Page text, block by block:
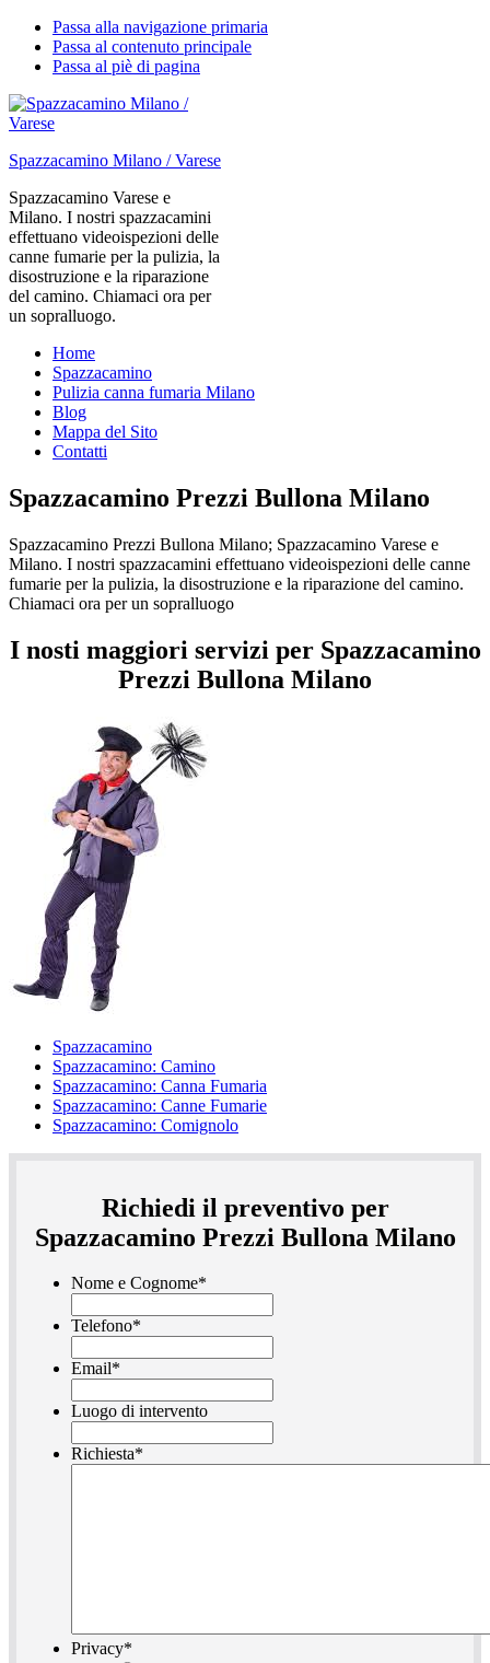
Passa alla navigazione primaria
Passa al contenuto principale
Passa al piè di pagina
Spazzacamino Milano / Varese
Spazzacamino Varese e
Milano. I nostri spazzacamini
effettuano videoispezioni delle
canne fumarie per la pulizia, la
disostruzione e la riparazione
del camino. Chiamaci ora per
un sopralluogo.
Home
Spazzacamino
Pulizia canna fumaria Milano
Blog
Mappa del Sito
Contatti
Spazzacamino Prezzi Bullona Milano
Spazzacamino Prezzi Bullona Milano; Spazzacamino Varese e
Milano. I nostri spazzacamini effettuano videoispezioni delle canne
fumarie per la pulizia, la disostruzione e la riparazione del camino.
Chiamaci ora per un sopralluogo
I nosti maggiori servizi per Spazzacamino
Prezzi Bullona Milano
Spazzacamino
Spazzacamino: Camino
Spazzacamino: Canna Fumaria
Spazzacamino: Canne Fumarie
Spazzacamino: Comignolo
Richiedi il preventivo per
Spazzacamino Prezzi Bullona Milano
Nome e Cognome*
Telefono*
Email*
Luogo di intervento
Richiesta*
Privacy*